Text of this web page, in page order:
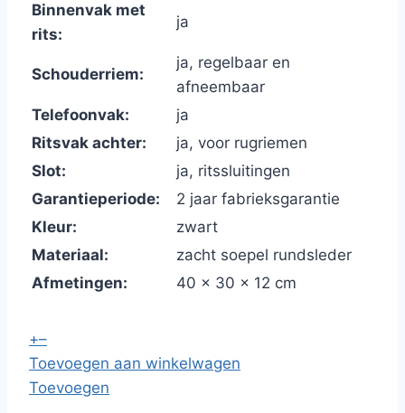
Binnenvak met
rits:
ja
Schouderriem:
ja, regelbaar en
afneembaar
Telefoonvak:
ja
Ritsvak achter:
ja, voor rugriemen
Slot:
ja, ritssluitingen
Garantieperiode:
2 jaar fabrieksgarantie
Kleur:
zwart
Materiaal:
zacht soepel rundsleder
Afmetingen:
40 x 30 x 12 cm
+–
Toevoegen aan winkelwagen
Toevoegen